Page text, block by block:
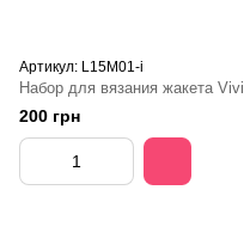
Артикул: L15M01-i
Набор для вязания жакета Vivi
200 грн